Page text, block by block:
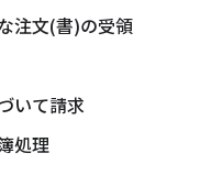
注文(書)の受領
いて請求
処理